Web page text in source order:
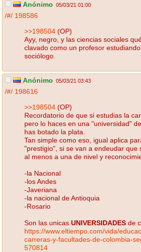
Anónimo 05/03/21 01:00
/#/ 198586
>>198504 (OP)
Ayy, negro, y las ciencias sociales
clavado como un profesor
sociólogo.
Anónimo 05/03/21 03:43
/#/ 198616
>>198504 (OP)
Recordatorio de que si estudias la
pero lo haces en una "universidad"
has botado la plata.
Tan simple como eso, igual aplica
"prestigio", si se van a endeudar que
al menos a una de nivel y
-la Nacional
-los Andes
-Javeriana
-la nacional de Antioquia
-Rosario
Son las unicas UNIVERSIDADES de
https://www.eltiempo.com/vida/
carreras-y-facultades-de-colombia-
570814